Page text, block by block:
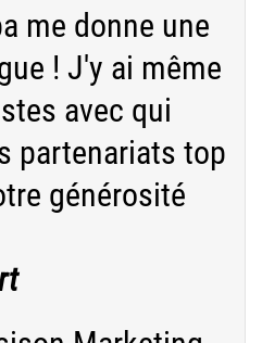
me donne une
! J'y ai même
avec qui
partenariats top
générosité